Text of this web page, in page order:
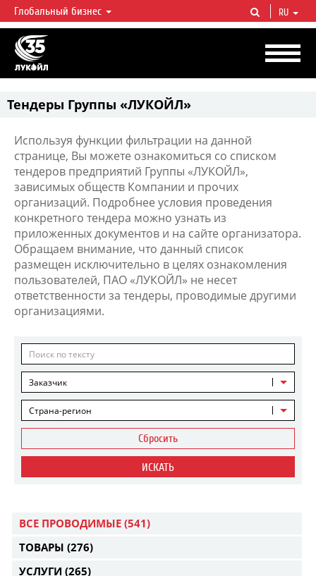
ЛУКОЙЛ СЕГОДНЯ
ЛУКОЙЛ — одна из крупнейших вертикально интегрированных
нефтегазовых компаний в мире, на долю которой приходится более 2%
мировой добычи нефти и около 1% доказанных запасов углеводородов.
Глобальный бизнес RU
Тендеры Группы «ЛУКОЙЛ»
Используя функции фильтрации на данной
странице, Вы можете ознакомиться со списком
тендеров предприятий Группы «ЛУКОЙЛ»,
зависимых обществ Компании и прочих
организаций. Подробнее условия проведения
конкретного тендера можно узнать из
приложенных документов и на сайте организатора.
Обращаем внимание, что данный список
размещен исключительно в целях ознакомления
пользователей, ПАО «ЛУКОЙЛ» не несет
ответственности за тендеры, проводимые другими
организациями.
Заказчик
Страна-регион
Сбросить
ИСКАТЬ
ВСЕ ПРОВОДИМЫЕ (541)
ТОВАРЫ (276)
УСЛУГИ (265)